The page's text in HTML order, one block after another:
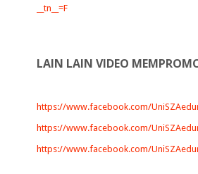
__tn__=F
LAIN LAIN VIDEO
https://www.facebook.com/
https://www.facebook.com/
https://www.facebook.com/